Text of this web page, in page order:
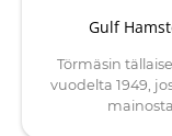
Gulf
Törmäsin
vuodelta 1949,